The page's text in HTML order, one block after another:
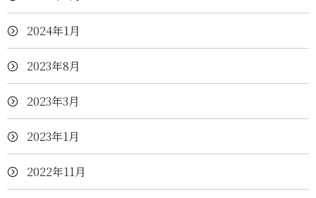
2024年1月
2023年8月
2023年3月
2023年1月
2022年11月